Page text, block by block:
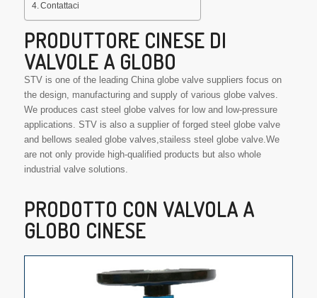
Contattaci
PRODUTTORE CINESE DI
VALVOLE A GLOBO
STV is one of the leading China globe valve suppliers focus on
the design, manufacturing and supply of various globe valves.
We produces cast steel globe valves for low and low-pressure
applications. STV is also a supplier of forged steel globe valve
and bellows sealed globe valves,stailess steel globe valve.We
are not only provide high-qualified products but also whole
industrial valve solutions.
PRODOTTO CON VALVOLA A
GLOBO CINESE